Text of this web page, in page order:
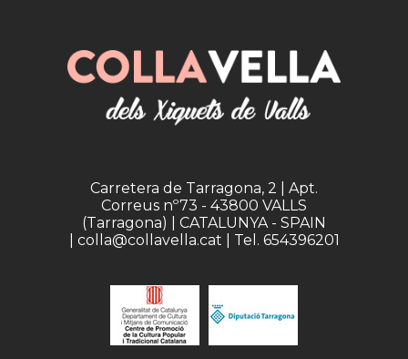
Carretera de Tarragona, 2 | Apt.
Correus nº73 - 43800 VALLS
(Tarragona) | CATALUNYA - SPAIN
| colla@collavella.cat | Tel. 654396201